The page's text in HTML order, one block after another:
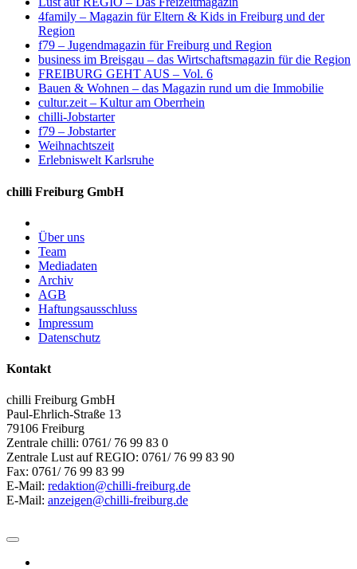
4family – Magazin für Eltern & Kids in Freiburg und der
Region
f79 – Jugendmagazin für Freiburg und Region
business im Breisgau – das Wirtschaftsmagazin für die Region
FREIBURG GEHT AUS – Vol. 6
Bauen & Wohnen – das Magazin rund um die Immobilie
cultur.zeit – Kultur am Oberrhein
chilli-Jobstarter
f79 – Jobstarter
Weihnachtszeit
Erlebniswelt Karlsruhe
chilli Freiburg GmbH
Über uns
Team
Mediadaten
Archiv
AGB
Haftungsausschluss
Impressum
Datenschutz
Kontakt
chilli Freiburg GmbH
Paul-Ehrlich-Straße 13
79106 Freiburg
Zentrale chilli: 0761/ 76 99 83 0
Zentrale Lust auf REGIO: 0761/ 76 99 83 90
Fax: 0761/ 76 99 83 99
E-Mail: redaktion@chilli-freiburg.de
E-Mail: anzeigen@chilli-freiburg.de